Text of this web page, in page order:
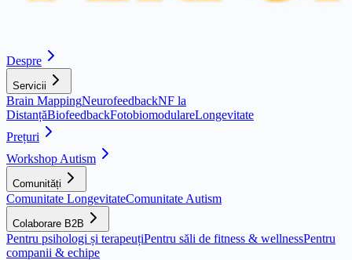
Despre
Servicii
Brain MappingNeurofeedbackNF la
DistanțăBiofeedbackFotobiomodulareLongevitate
Prețuri
Workshop Autism
Comunități
Comunitate LongevitateComunitate Autism
Colaborare B2B
Pentru psihologi și terapeuțiPentru săli de fitness & wellnessPentru
companii & echipe